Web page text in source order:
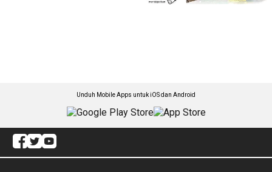
Unduh Mobile Apps untuk iOS dan Android